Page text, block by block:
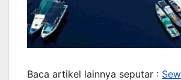
Baca artikel lainnya seputar :